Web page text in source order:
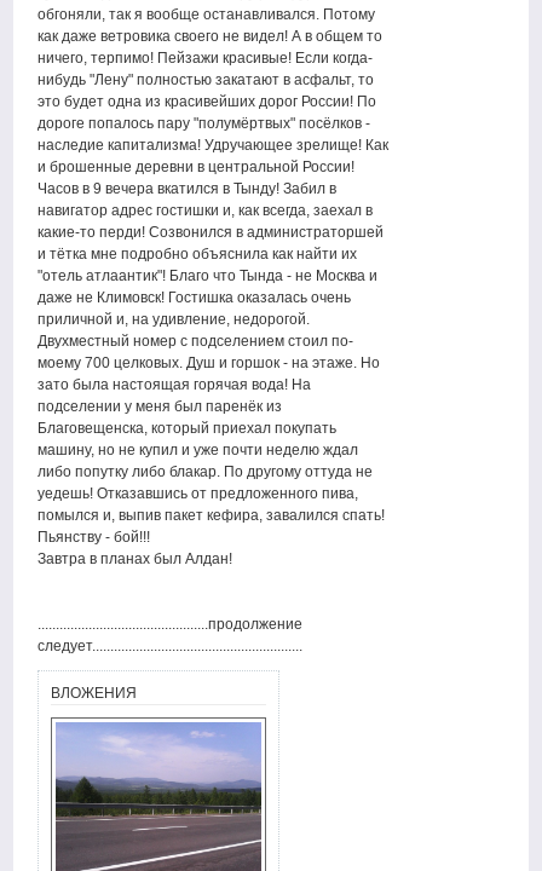
обгоняли, так я вообще останавливался. Потому
как даже ветровика своего не видел! А в общем то
ничего, терпимо! Пейзажи красивые! Если когда-
нибудь "Лену" полностью закатают в асфальт, то
это будет одна из красивейших дорог России! По
дороге попалось пару "полумёртвых" посёлков -
наследие капитализма! Удручающее зрелище! Как
и брошенные деревни в центральной России!
Часов в 9 вечера вкатился в Тынду! Забил в
навигатор адрес гостишки и, как всегда, заехал в
какие-то перди! Созвонился в администраторшей
и тётка мне подробно объяснила как найти их
"отель атлаантик"! Благо что Тында - не Москва и
даже не Климовск! Гостишка оказалась очень
приличной и, на удивление, недорогой.
Двухместный номер с подселением стоил по-
моему 700 целковых. Душ и горшок - на этаже. Но
зато была настоящая горячая вода! На
подселении у меня был паренёк из
Благовещенска, который приехал покупать
машину, но не купил и уже почти неделю ждал
либо попутку либо блакар. По другому оттуда не
уедешь! Отказавшись от предложенного пива,
помылся и, выпив пакет кефира, завалился спать!
Пьянству - бой!!!
Завтра в планах был Алдан!
...............................................продолжение
следует..........................................................
ВЛОЖЕНИЯ